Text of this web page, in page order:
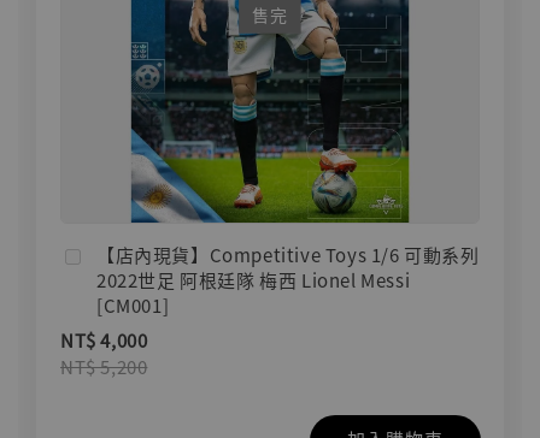
售完
【店內現貨】Competitive Toys 1/6 可動系列
2022世足 阿根廷隊 梅西 Lionel Messi
[CM001]
NT$ 4,000
NT$ 5,200